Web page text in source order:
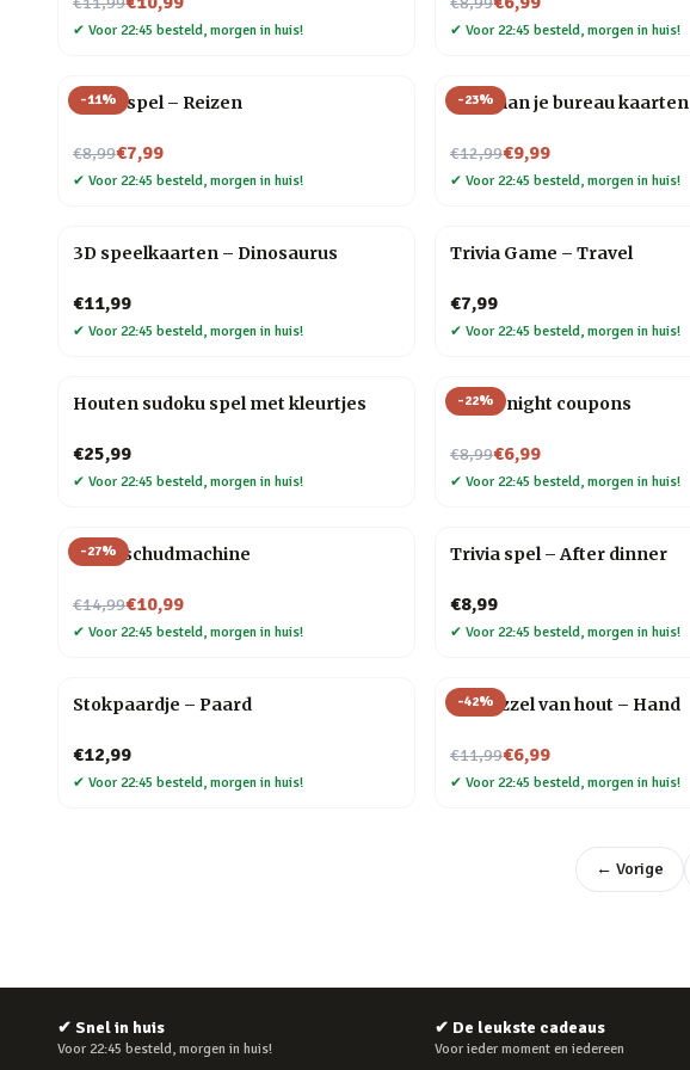
✔ Voor 22:45 besteld, morgen in huis! ✔ Voor 22:45 besteld, morgen in huis!
-11%
Trivia spel – Reizen
€8,99
Nu voor€7,99
✔ Voor 22:45 besteld, morgen in huis!
-23%
Yoga aan je bureau kaarten
€12,99
Nu voor€9,99
✔ Voor 22:45 besteld, morgen in huis!
3D speelkaarten – Dinosaurus
€11,99
✔ Voor 22:45 besteld, morgen in huis!
Trivia Game – Travel
€7,99
✔ Voor 22:45 besteld, morgen in huis!
Houten sudoku spel met kleurtjes
€25,99
✔ Voor 22:45 besteld, morgen in huis!
-22%
Movie night coupons
€8,99
Nu voor€6,99
✔ Voor 22:45 besteld, morgen in huis!
-27%
Kaartschudmachine
€14,99
Nu voor€10,99
✔ Voor 22:45 besteld, morgen in huis!
Trivia spel – After dinner
€8,99
✔ Voor 22:45 besteld, morgen in huis!
Stokpaardje – Paard
€12,99
✔ Voor 22:45 besteld, morgen in huis!
-42%
3D puzzel van hout – Hand
€11,99
Nu voor€6,99
✔ Voor 22:45 besteld, morgen in huis!
← Vorige
✔ Snel in huis
Voor 22:45 besteld, morgen in huis!
✔ De leukste cadeaus
Voor ieder moment en iedereen